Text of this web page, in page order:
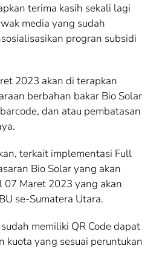
terima kasih sekali lagi
media yang sudah
progran subsidi
2023 akan di terapkan
berbahan bakar Bio Solar
dan atau pembatasan
terkait implementasi Full
Bio Solar yang akan
07 Maret 2023 yang akan
se-Sumatera Utara.
memiliki QR Code dapat
kuota yang sesuai peruntukan